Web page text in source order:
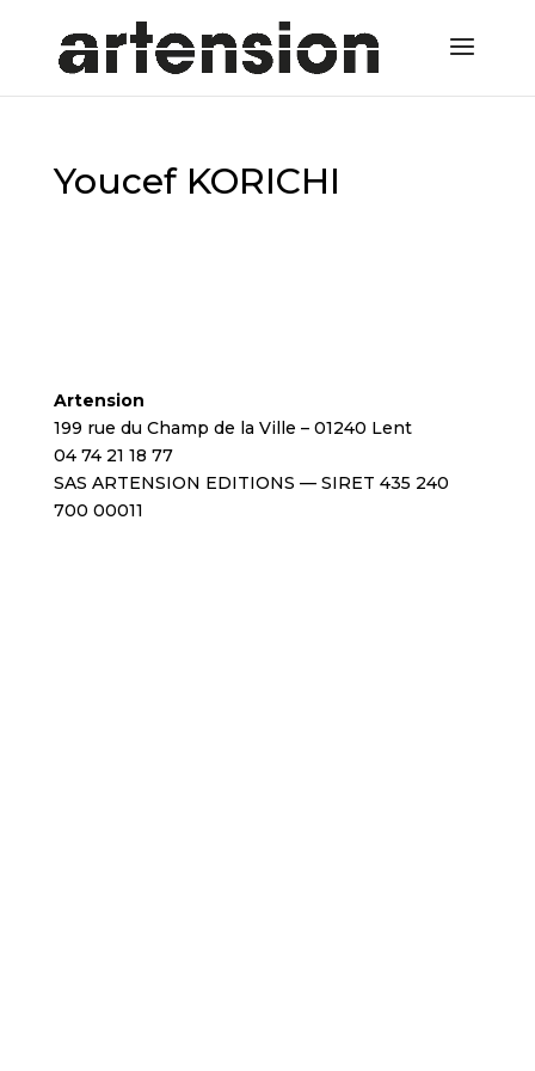
Youcef KORICHI
Artension
199 rue du Champ de la Ville – 01240 Lent
04 74 21 18 77
SAS ARTENSION EDITIONS — SIRET 435 240
700 00011